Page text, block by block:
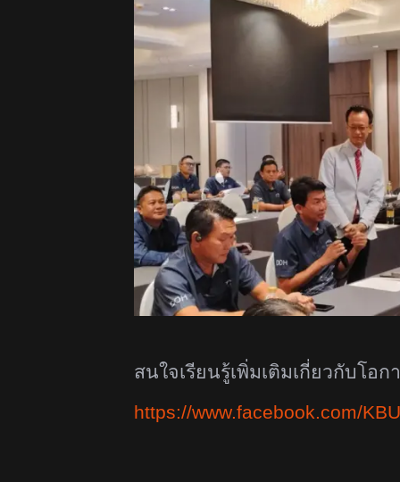
สนใจเรียนรู้เพิ่มเติมเกี่ยวกับโอ
https://www.facebook.com/